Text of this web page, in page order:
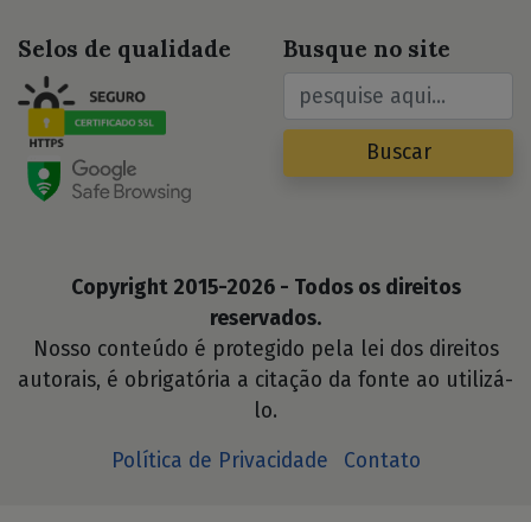
Selos de qualidade Busque no site
Buscar
Copyright 2015-2026 - Todos os direitos
reservados.
Nosso conteúdo é protegido pela lei dos direitos
autorais, é obrigatória a citação da fonte ao utilizá-
lo.
Política de Privacidade
Contato